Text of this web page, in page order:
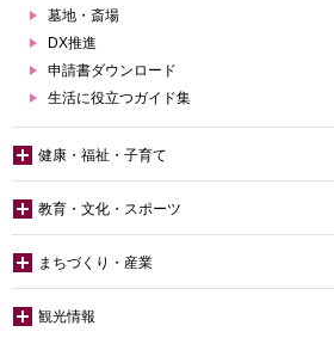
墓地・斎場
DX推進
申請書ダウンロード
生活に役立つガイド集
健康・福祉・子育て
教育・文化・スポーツ
まちづくり・産業
観光情報